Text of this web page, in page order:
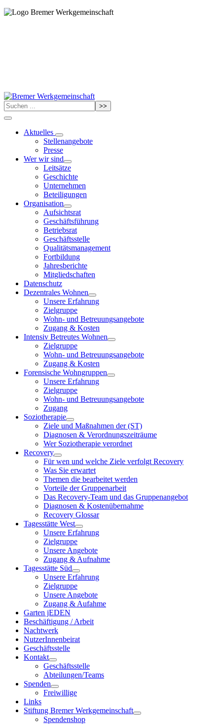
>>
Aktuelles
Stellenangebote
Presse
Wer wir sind
Leitsätze
Geschichte
Unternehmen
Beteiligungen
Organisation
Aufsichtsrat
Geschäftsführung
Betriebsrat
Geschäftsstelle
Qualitätsmanagement
Fortbildung
Jahresberichte
Mitgliedschaften
Datenschutz
Dezentrales Wohnen
Unsere Erfahrung
Zielgruppe
Wohn- und Betreuungsangebote
Zugang & Kosten
Intensiv Betreutes Wohnen
Zielgruppe
Wohn- und Betreuungsangebote
Zugang & Kosten
Forensische Wohngruppen
Unsere Erfahrung
Zielgruppe
Wohn- und Betreuungsangebote
Zugang
Soziotherapie
Ziele und Maßnahmen der (ST)
Diagnosen & Verordnungszeiträume
Wer Soziotherapie verordnet
Recovery
Für wen und welche Ziele verfolgt Recovery
Was Sie erwartet
Themen die bearbeitet werden
Vorteile der Gruppenarbeit
Das Recovery-Team und das Gruppenangebot
Diagnosen & Kostenübernahme
Recovery Glossar
Tagesstätte West
Unsere Erfahrung
Zielgruppe
Unsere Angebote
Zugang & Aufnahme
Tagesstätte Süd
Unsere Erfahrung
Zielgruppe
Unsere Angebote
Zugang & Aufahme
Garten jEDEN
Beschäftigung / Arbeit
Nachtwerk
NutzerInnenbeirat
Geschäftsstelle
Kontakt
Geschäftsstelle
Abteilungen/Teams
Spenden
Freiwillige
Links
Stiftung Bremer Werkgemeinschaft
Spendenshop